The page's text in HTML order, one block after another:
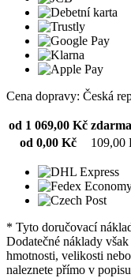
Cena dopravy: Česká
od 1 069,00 Kč
od 0,00 Kč
109,00
* Tyto doručovací
Dodatečné náklady
hmotnosti, velikosti
naleznete přímo v